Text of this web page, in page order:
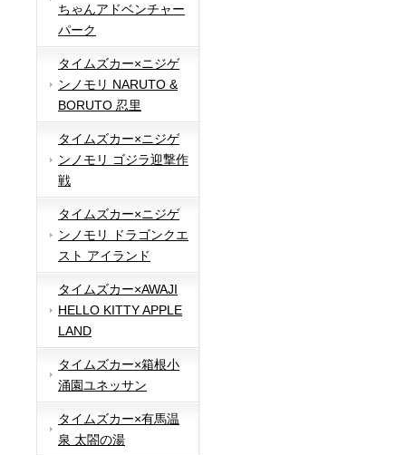
ちゃんアドベンチャー
パーク
タイムズカー×ニジゲ
ンノモリ NARUTO &
BORUTO 忍里
タイムズカー×ニジゲ
ンノモリ ゴジラ迎撃作
戦
タイムズカー×ニジゲ
ンノモリ ドラゴンクエ
スト アイランド
タイムズカー×AWAJI
HELLO KITTY APPLE
LAND
タイムズカー×箱根小
涌園ユネッサン
タイムズカー×有馬温
泉 太閤の湯